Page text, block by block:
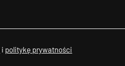
i politykę prywatności